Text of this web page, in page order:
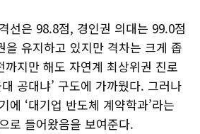
선은 98.8점, 경인권 의대는 99.0점
을 유지하고 있지만 격차는 크게 좁
지만 해도 자연계 최상위권 진로
공대냐’ 구도에 가까웠다. 그러나
에 ‘대기업 반도체 계약학과’라는
로 들어왔음을 보여준다.